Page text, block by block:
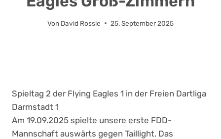
Von David Rossle 25. September 2025
Spieltag 2 der Flying Eagles 1 in der Freien Dartliga
Darmstadt 1
Am 19.09.2025 spielte unsere erste FDD-
Mannschaft auswärts gegen Taillight. Das